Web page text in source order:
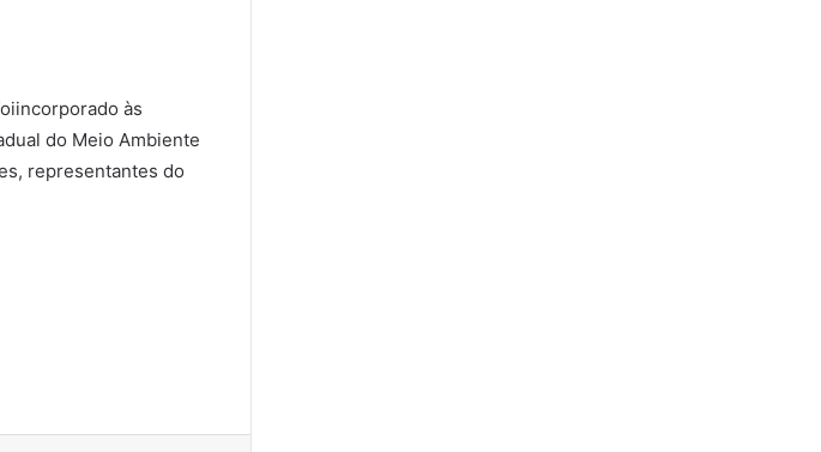
às
do Meio Ambiente
representantes do